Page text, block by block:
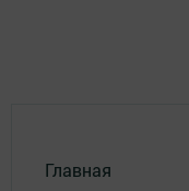
Главная